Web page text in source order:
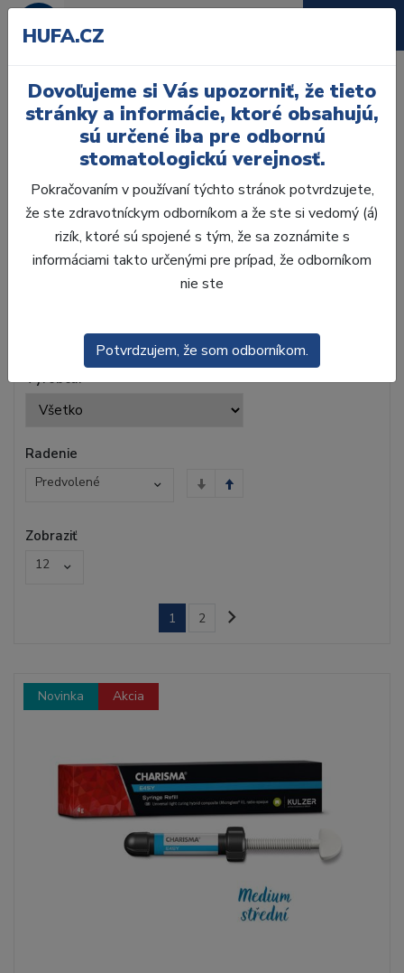
Laboratórium, Zub.
technika
Ordinácia
Výrobca:
Výpredaj
Radenie
Predvolené
Zobraziť
12
1 2
Novinka Akcia
HUFA.CZ
Dovoľujeme si Vás upozorniť, že tieto
stránky a informácie, ktoré obsahujú,
sú určené iba pre odbornú
stomatologickú verejnosť.
Pokračovaním v používaní týchto stránok potvrdzujete,
že ste zdravotníckym odborníkom a že ste si vedomý (á)
rizík, ktoré sú spojené s tým, že sa zoznámite s
informáciami takto určenými pre prípad, že odborníkom
nie ste
Potvrdzujem, že som odborníkom.